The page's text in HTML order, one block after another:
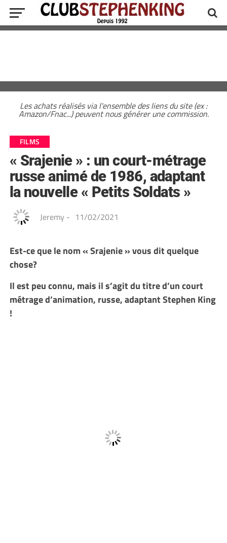
Les achats réalisés via l'ensemble des liens du site (ex :
Amazon/Fnac...) peuvent nous générer une commission.
FILMS
« Srajenie » : un court-métrage
russe animé de 1986, adaptant
la nouvelle « Petits Soldats »
Jeremy - 11/02/2021
Est-ce que le nom « Srajenie » vous dit quelque
chose?
Il est peu connu, mais il s’agit du titre d’un court
métrage d’animation, russe, adaptant Stephen King
!